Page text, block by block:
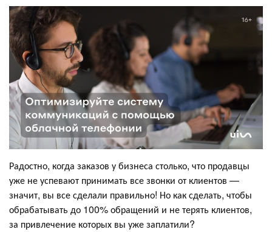
Радостно, когда заказов у бизнеса столько, что продавцы
уже не успевают принимать все звонки от клиентов —
значит, вы все сделали правильно! Но как сделать, чтобы
обрабатывать до 100% обращений и не терять клиентов,
за привлечение которых вы уже заплатили?